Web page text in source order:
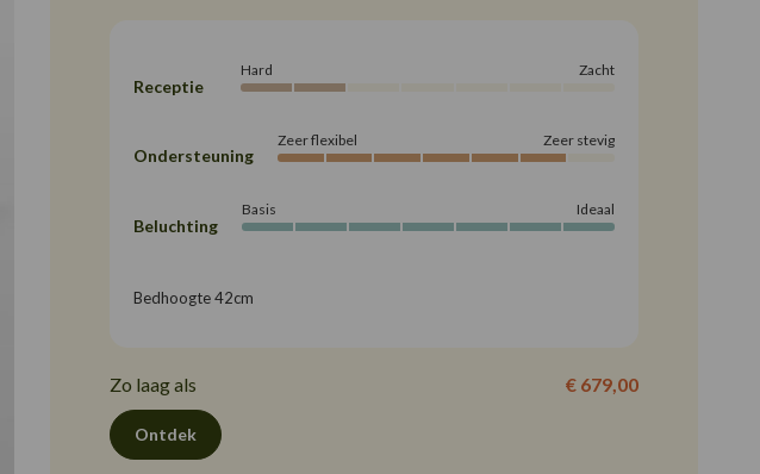
Receptie
Hard Zacht
Ondersteuning
Zeer flexibel Zeer stevig
Beluchting
Basis Ideaal
Bedhoogte 42cm
Zo laag als € 679,00
Ontdek